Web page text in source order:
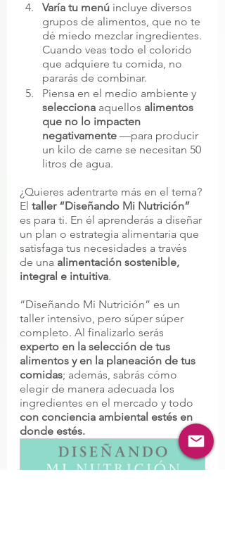
Varía tu menú incluye diversos
grupos de alimentos, que no te
dé miedo mezclar ingredientes.
Cuando veas todo el colorido
que adquiere tu comida, no
pararás de combinar.
Piensa en el medio ambiente y
selecciona aquellos alimentos
que no lo impacten
negativamente —para producir
un kilo de carne se necesitan 50
litros de agua.
¿Quieres adentrarte más en el tema?
El taller “Diseñando Mi Nutrición”
es para ti. En él aprenderás a diseñar
un plan o estrategia alimentaria que
satisfaga tus necesidades a través
de una alimentación sostenible,
integral e intuitiva.
“Diseñando Mi Nutrición” es un
taller intensivo, pero súper súper
completo. Al finalizarlo serás
experto en la selección de tus
alimentos y en la planeación de tus
comidas; además, sabrás cómo
elegir de manera adecuada los
ingredientes en el mercado y todo
con conciencia ambiental estés en
donde estés.